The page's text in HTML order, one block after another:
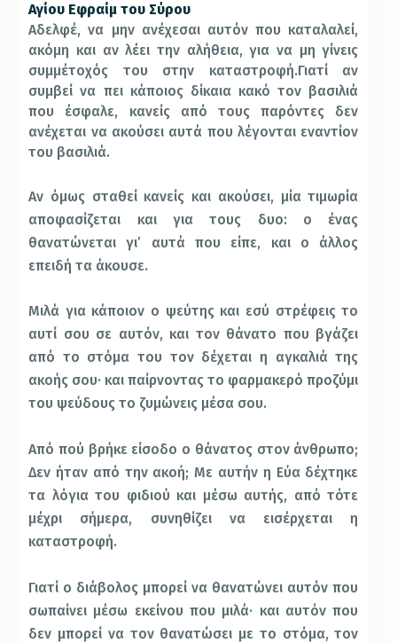
Αγίου Εφραίμ του Σύρου
Αδελφέ, να μην ανέχεσαι αυτόν που καταλαλεί,
ακόμη και αν λέει την αλήθεια, για να μη γίνεις
συμμέτοχός του στην καταστροφή.Γιατί αν
συμβεί να πει κάποιος δίκαια κακό τον βασιλιά
που έσφαλε, κανείς από τους παρόντες δεν
ανέχεται να ακούσει αυτά που λέγονται εναντίον
του βασιλιά.
Αν όμως σταθεί κανείς και ακούσει, μία τιμωρία
αποφασίζεται και για τους δυο: ο ένας
θανατώνεται γι’ αυτά που είπε, και ο άλλος
επειδή τα άκουσε.
Μιλά για κάποιον ο ψεύτης και εσύ στρέφεις το
αυτί σου σε αυτόν, και τον θάνατο που βγάζει
από το στόμα του τον δέχεται η αγκαλιά της
ακοής σου· και παίρνοντας το φαρμακερό προζύμι
του ψεύδους το ζυμώνεις μέσα σου.
Από πού βρήκε είσοδο ο θάνατος στον άνθρωπο;
Δεν ήταν από την ακοή; Με αυτήν η Εύα δέχτηκε
τα λόγια του φιδιού και μέσω αυτής, από τότε
μέχρι σήμερα, συνηθίζει να εισέρχεται η
καταστροφή.
Γιατί ο διάβολος μπορεί να θανατώνει αυτόν που
σωπαίνει μέσω εκείνου που μιλά· και αυτόν που
δεν μπορεί να τον θανατώσει με το στόμα, τον